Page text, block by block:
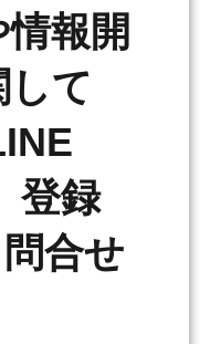
報開
て
録
合せ